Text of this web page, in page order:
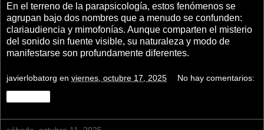
En el terreno de la parapsicología, estos fenómenos se
agrupan bajo dos nombres que a menudo se confunden:
clariaudiencia y mimofonías. Aunque comparten el misterio
del sonido sin fuente visible, su naturaleza y modo de
manifestarse son profundamente diferentes.
javierlobatorg en viernes, octubre 17, 2025 No hay comentarios: